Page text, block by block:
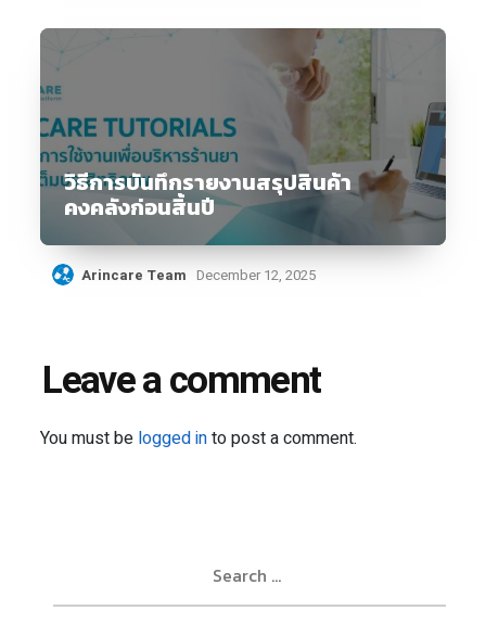
วิธีการบันทึกรายงานสรุปสินค้า
คงคลังก่อนสิ้นปี
Arincare Team December 12, 2025
Leave a comment
You must be logged into post a comment.